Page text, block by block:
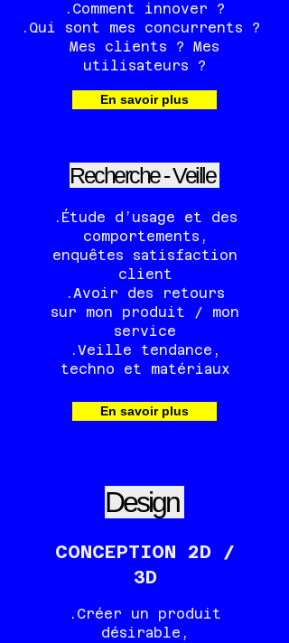
.Comment innover ?
.Qui sont mes concurrents ?
Mes clients ? Mes
utilisateurs ?
En savoir plus
Recherche - Veille
.Étude d’usage et des
comportements,
enquêtes satisfaction
client
.Avoir des retours
sur mon produit / mon
service
.Veille tendance,
techno et matériaux
En savoir plus
Design
CONCEPTION 2D /
3D
.Créer un produit
désirable,